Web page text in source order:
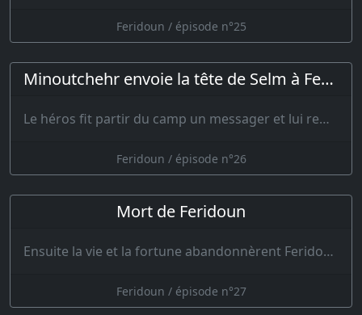
Feridoun / épisode n°25
Minoutchehr envoie la tête de Selm à Feridoun
Le héros fit partir du camp un messager et lui remit la tête du roi de l’…
Feridoun / épisode n°26
Mort de Feridoun
Ensuite la vie et la fortune abandonnèrent Feridoun, les feuilles de l’arbre des Keïanides se desséchè…
Feridoun / épisode n°27